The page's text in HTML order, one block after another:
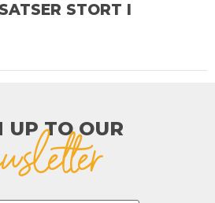
STORT I
UP TO OUR​